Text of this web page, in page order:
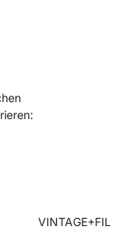
VINTAGE+FIL